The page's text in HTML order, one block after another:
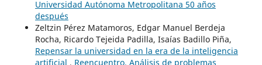
Universidad Autónoma Metropolitana 50 años
después
Zeltzin Pérez Matamoros, Edgar Manuel Berdeja
Rocha, Ricardo Tejeida Padilla, Isaías Badillo Piña,
Repensar la universidad en la era de la inteligencia
artificial , Reencuentro. Análisis de problemas